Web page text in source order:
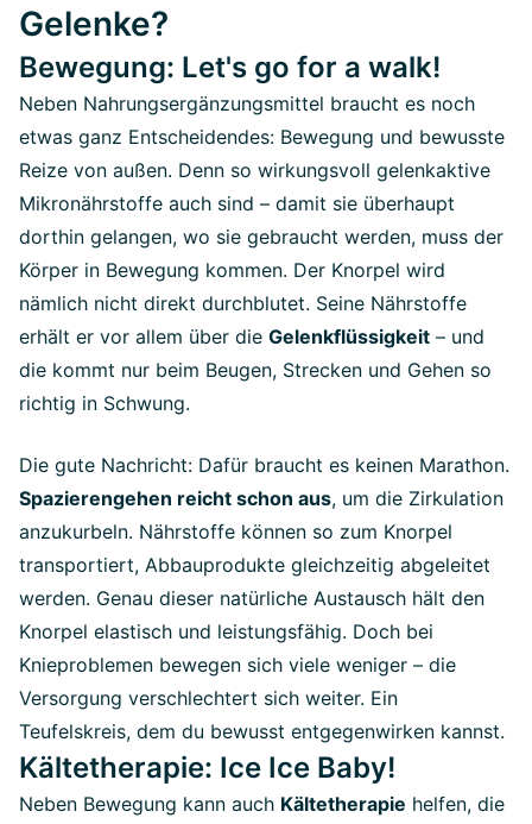
Gelenke?
Bewegung: Let's go for a walk!
Neben Nahrungsergänzungsmittel braucht es noch
etwas ganz Entscheidendes: Bewegung und bewusste
Reize von außen. Denn so wirkungsvoll gelenkaktive
Mikronährstoffe auch sind – damit sie überhaupt
dorthin gelangen, wo sie gebraucht werden, muss der
Körper in Bewegung kommen. Der Knorpel wird
nämlich nicht direkt durchblutet. Seine Nährstoffe
erhält er vor allem über die Gelenkflüssigkeit – und
die kommt nur beim Beugen, Strecken und Gehen so
richtig in Schwung.
Die gute Nachricht: Dafür braucht es keinen Marathon.
Spazierengehen reicht schon aus, um die Zirkulation
anzukurbeln. Nährstoffe können so zum Knorpel
transportiert, Abbauprodukte gleichzeitig abgeleitet
werden. Genau dieser natürliche Austausch hält den
Knorpel elastisch und leistungsfähig. Doch bei
Knieproblemen bewegen sich viele weniger – die
Versorgung verschlechtert sich weiter. Ein
Teufelskreis, dem du bewusst entgegenwirken kannst.
Kältetherapie: Ice Ice Baby!
Neben Bewegung kann auch Kältetherapie helfen, die